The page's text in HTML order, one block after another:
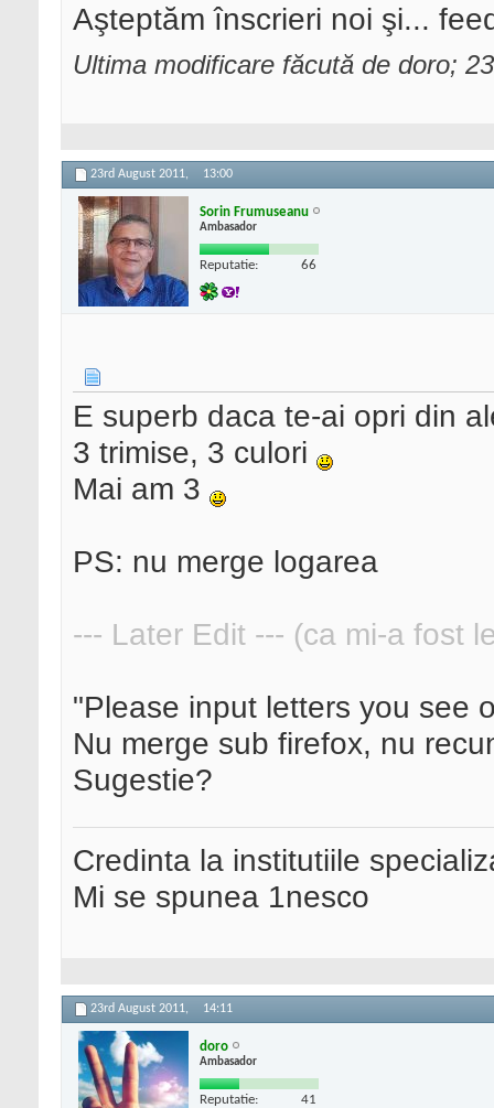
Aşteptăm înscrieri noi şi...
Ultima modificare făcută de doro;
23rd August 2011, 13:00
Sorin Frumuseanu
Ambasador
Reputatie: 66
E superb daca te-ai opri din
3 trimise, 3 culori
Mai am 3
PS: nu merge logarea
--- Later Edit --- (ca mi-a fost
"Please input letters you see
Nu merge sub firefox, nu
Sugestie?
Credinta la institutiile
Mi se spunea 1nesco
23rd August 2011, 14:11
doro
Ambasador
Reputatie: 41